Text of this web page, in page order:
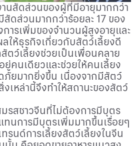
นสัดส่วนของผู้ที่มีอายุมากกว่า
สัดส่วนมากกว่าร้อยละ 17 ของ
ารเพิ่มของจำนวนผู้สูงอายุและ
ให้ธุรกิจเกี่ยวกับสัตว์เลี้ยงดี
ตว์เลี้ยงช่วยเป็นเพื่อนคลาย
ยู่คนเดียวและช่วยให้คนเลี้ยง
ยมากยิ่งขึ้น เนื่องจากมีสัตว์
เหล่านี้จึงทำให้สถานะของสัตว์
รสชาวจีนที่ไม่ต้องการมีบุตร
ทนการมีบุตรเพิ่มมากขึ้นเรื่อยๆ
รนด์การเลี้ยงสัตว์เลี้ยงในจีน